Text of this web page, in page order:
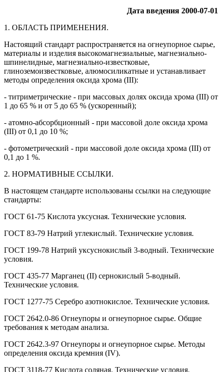
Дата введения 2000-07-01
1. ОБЛАСТЬ ПРИМЕНЕНИЯ.
Настоящий стандарт распространяется на огнеупорное сырье,
материалы и изделия высокомагнезиальные, магнезиально-
шпинелидные, магнезиально-известковые,
глиноземоизвестковые, алюмосиликатные и устанавливает
методы определения оксида хрома (III):
- титриметрические - при массовых долях оксида хрома (III) от
1 до 65 % и от 5 до 65 % (ускоренный);
- атомно-абсорбционный - при массовой доле оксида хрома
(III) от 0,1 до 10 %;
- фотометрический - при массовой доле оксида хрома (III) от
0,1 до 1 %.
2. НОРМАТИВНЫЕ ССЫЛКИ.
В настоящем стандарте использованы ссылки на следующие
стандарты:
ГОСТ 61-75 Кислота уксусная. Технические условия.
ГОСТ 83-79 Натрий углекислый. Технические условия.
ГОСТ 199-78 Натрий уксуснокислый 3-водный. Технические
условия.
ГОСТ 435-77 Марганец (II) сернокислый 5-водный.
Технические условия.
ГОСТ 1277-75 Серебро азотнокислое. Технические условия.
ГОСТ 2642.0-86 Огнеупоры и огнеупорное сырье. Общие
требования к методам анализа.
ГОСТ 2642.3-97 Огнеупоры и огнеупорное сырье. Методы
определения оксида кремния (IV).
ГОСТ 3118-77 Кислота соляная. Технические условия.